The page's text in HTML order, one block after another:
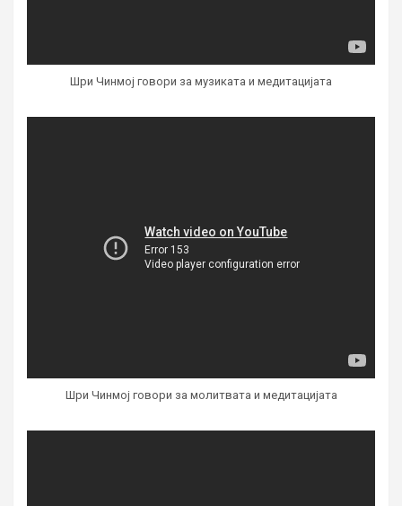
Шри Чинмој говори за музиката и медитацијата
Шри Чинмој говори за молитвата и медитацијата